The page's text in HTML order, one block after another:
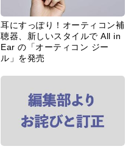
耳にすっぽり！オーティコン補
聴器、新しいスタイルで All in
Ear の「オーティコン ジー
ル」を発売